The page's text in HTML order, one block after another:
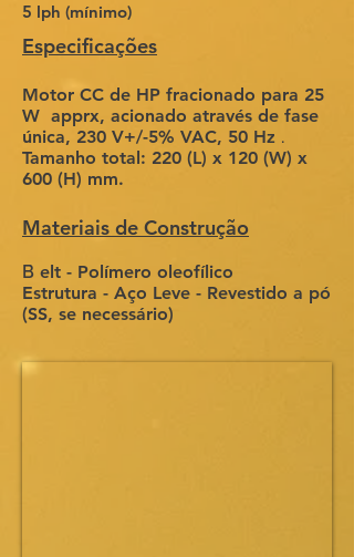
5 lph (mínimo)
Especificações
Motor CC de HP fracionado para 25
W apprx, acionado através de fase
única, 230 V+/-5% VAC, 50 Hz .
Tamanho total: 220 (L) x 120 (W) x
600 (H) mm.
Materiais de Construção
B elt - Polímero oleofílico
Estrutura - Aço Leve - Revestido a pó
(SS, se necessário)